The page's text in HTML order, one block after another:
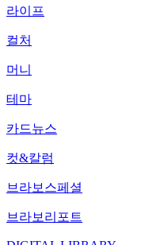
라이프
컬처
머니
테마
카드뉴스
컷&칼럼
브라보스페셜
브라보리포트